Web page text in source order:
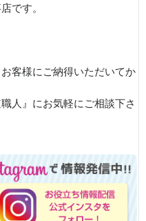
です。
客様にご納得いただいてか
人』にお気軽にご相談下さ